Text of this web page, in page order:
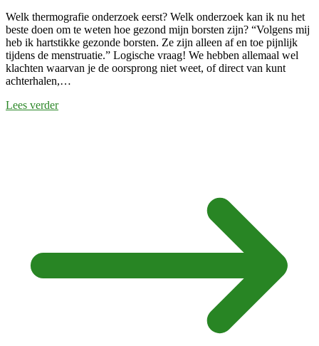
Welk thermografie onderzoek eerst? Welk onderzoek kan ik nu het
beste doen om te weten hoe gezond mijn borsten zijn? “Volgens mij
heb ik hartstikke gezonde borsten. Ze zijn alleen af en toe pijnlijk
tijdens de menstruatie.” Logische vraag! We hebben allemaal wel
klachten waarvan je de oorsprong niet weet, of direct van kunt
achterhalen,…
Lees verder